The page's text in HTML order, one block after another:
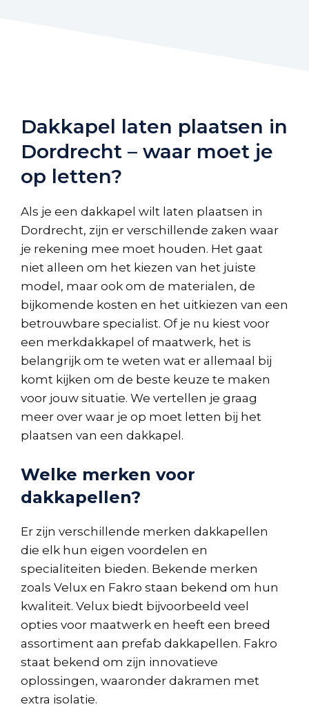
Dakkapel laten plaatsen in
Dordrecht – waar moet je
op letten?
Als je een dakkapel wilt laten plaatsen in
Dordrecht, zijn er verschillende zaken waar
je rekening mee moet houden. Het gaat
niet alleen om het kiezen van het juiste
model, maar ook om de materialen, de
bijkomende kosten en het uitkiezen van een
betrouwbare specialist. Of je nu kiest voor
een merkdakkapel of maatwerk, het is
belangrijk om te weten wat er allemaal bij
komt kijken om de beste keuze te maken
voor jouw situatie. We vertellen je graag
meer over waar je op moet letten bij het
plaatsen van een dakkapel.
Welke merken voor
dakkapellen?
Er zijn verschillende merken dakkapellen
die elk hun eigen voordelen en
specialiteiten bieden. Bekende merken
zoals Velux en Fakro staan bekend om hun
kwaliteit. Velux biedt bijvoorbeeld veel
opties voor maatwerk en heeft een breed
assortiment aan prefab dakkapellen. Fakro
staat bekend om zijn innovatieve
oplossingen, waaronder dakramen met
extra isolatie.